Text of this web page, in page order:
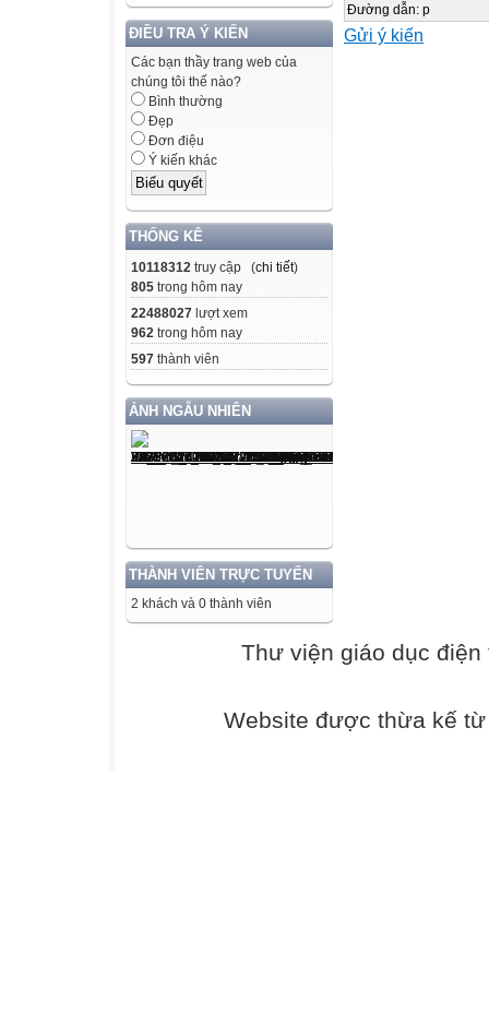
ĐIỀU TRA Ý KIẾN
Các bạn thầy trang web của
chúng tôi thế nào?
Bình thường
Đẹp
Đơn điệu
Ý kiến khác
THỐNG KÊ
10118312 truy cập (chi tiết)
805 trong hôm nay
22488027 lượt xem
962 trong hôm nay
597 thành viên
ẢNH NGẪU NHIÊN
THÀNH VIÊN TRỰC TUYẾN
2 khách và 0 thành viên
ẩn.
- Biết kiểm tra
d) Tổ chức thực
– GV tổ chức
toán bằng
Đường dẫn: p
Gửi ý kiến
Thư viện giáo dục
Website được thừa kế